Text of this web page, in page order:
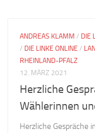
ANDREAS KLAMM / DIE
/ DIE LINKE ONLINE /
RHEINLAND-PFALZ
12. MÄRZ 2021
Herzliche
Wählerinnen
Herzliche Gespräche